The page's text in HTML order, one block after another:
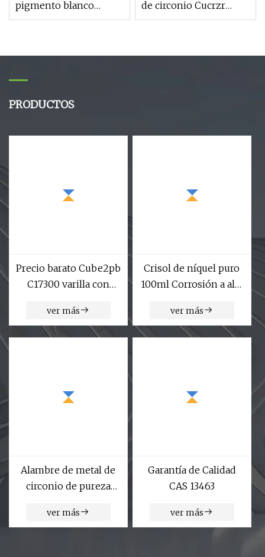
pigmento blanco
materia prima rutilo
polvo de óxido de
de circonio Cucrzr
C18150/varilla de cobre
PRODUCTOS
Precio barato Cube2pb
C17300 varilla con
circonio aleación de
cobre M25 barra
ver más
Crisol de níquel puro
100ml Corrosión a alta
ver más
Alambre de metal de
circonio de pureza
ver más
Garantía de Calidad
CAS 13463
ver más